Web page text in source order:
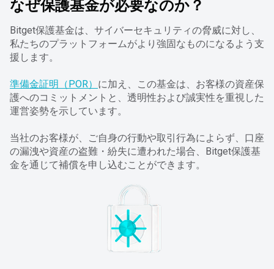
なぜ保護基金が必要なのか？
Bitget保護基金は、サイバーセキュリティの脅威に対し、
私たちのプラットフォームがより強固なものになるよう支
援します。
準備金証明（POR） に加え、この基金は、お客様の資産保
護へのコミットメントと、透明性および誠実性を重視した
運営姿勢を示しています。
当社のお客様が、ご自身の行動や取引行為によらず、口座
の漏洩や資産の盗難・紛失に遭われた場合、Bitget保護基
金を通じて補償を申し込むことができます。